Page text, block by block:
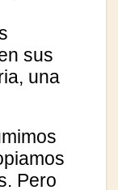
sus
una
Pero